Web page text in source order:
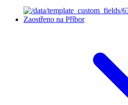
Zaostřeno na Příbor